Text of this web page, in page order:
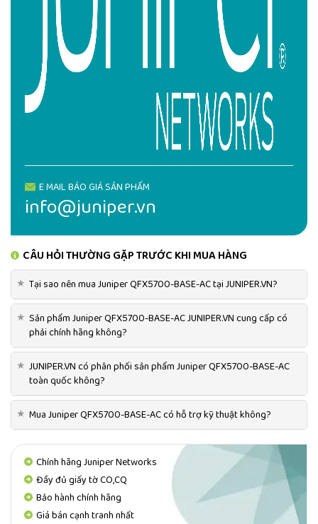
E MAIL BÁO GIÁ SẢN PHẨM
info@juniper.vn
CÂU HỎI THƯỜNG GẶP TRƯỚC KHI MUA HÀNG
★ Tại sao nên mua Juniper QFX5700-BASE-AC tại JUNIPER.VN?
★ Sản phẩm Juniper QFX5700-BASE-AC JUNIPER.VN cung cấp có
phải chính hãng không?
★ JUNIPER.VN có phân phối sản phẩm Juniper QFX5700-BASE-AC
toàn quốc không?
★ Mua Juniper QFX5700-BASE-AC có hỗ trợ kỹ thuật không?
Chính hãng Juniper Networks
Đầy đủ giấy tờ CO,CQ
Bảo hành chính hãng
Giá bán cạnh tranh nhất